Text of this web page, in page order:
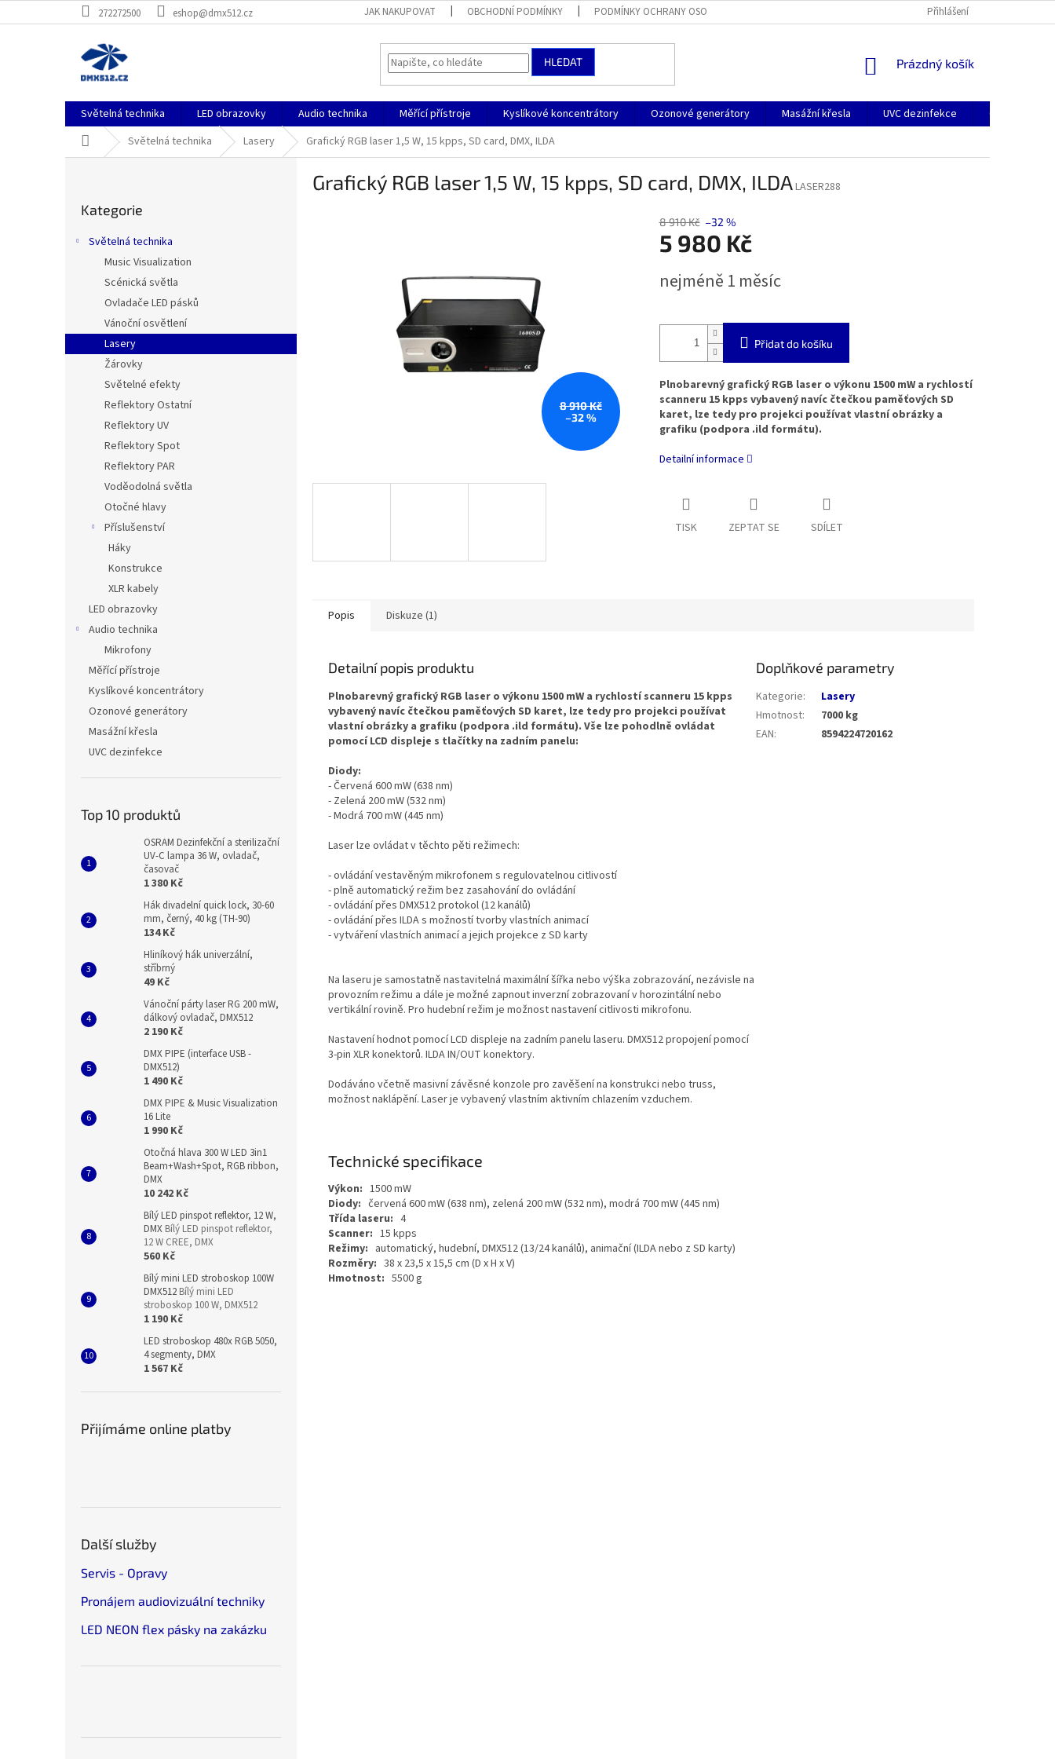
na
272272500 eshop@dmx512.cz JAK NAKUPOVAT OBCHODNÍ PODMÍNKY PODMÍNKY OCHRANY OSOBNÍCH ÚDAJŮ Přihlášení
HLEDAT
NÁKUPNÍ
Prázdný košík
Světelná technika LED obrazovky Audio technika Měřící přístroje Kyslíkové koncentrátory Ozonové generátory Masážní křesla UVC dezinfekce O nás
Domů Světelná technika Lasery Grafický RGB laser 1,5 W, 15 kpps, SD card, DMX, ILDA
a
n
kategorie
Kategorie
Světelná technika
Music Visualization
Scénická světla
Ovladače LED pásků
Vánoční osvětlení
Lasery
Žárovky
Světelné efekty
Reflektory Ostatní
Reflektory UV
Reflektory Spot
Reflektory PAR
Voděodolná světla
Otočné hlavy
Příslušenství
Háky
Konstrukce
XLR kabely
LED obrazovky
Audio technika
Mikrofony
Měřící přístroje
Kyslíkové koncentrátory
Ozonové generátory
Masážní křesla
UVC dezinfekce
Top 10 produktů
OSRAM Dezinfekční a sterilizační
UV-C lampa 36 W, ovladač,
časovač
1 380 Kč
Hák divadelní quick lock, 30-60
mm, černý, 40 kg (TH-90)
134 Kč
Hliníkový hák univerzální,
stříbrný
49 Kč
Vánoční párty laser RG 200 mW,
dálkový ovladač, DMX512
2 190 Kč
DMX PIPE (interface USB -
DMX512)
1 490 Kč
DMX PIPE & Music Visualization
16 Lite
1 990 Kč
Otočná hlava 300 W LED 3in1
Beam+Wash+Spot, RGB ribbon,
DMX
10 242 Kč
Bílý LED pinspot reflektor, 12 W,
DMX Bílý LED pinspot reflektor,
12 W CREE, DMX
560 Kč
Bílý mini LED stroboskop 100W
DMX512 Bílý mini LED
stroboskop 100 W, DMX512
1 190 Kč
LED stroboskop 480x RGB 5050,
4 segmenty, DMX
1 567 Kč
Přijímáme online platby
Další služby
Servis - Opravy
Pronájem audiovizuální techniky
LED NEON flex pásky na zakázku
Grafický RGB laser 1,5 W, 15 kpps, SD card, DMX, ILDALASER288
8 910 Kč
–32 %
8 910 Kč –32 %
5 980 Kč
cena:
nejméně 1 měsíc
Přidat do košíku
Plnobarevný grafický RGB laser o výkonu 1500 mW a rychlostí
scanneru 15 kpps vybavený navíc čtečkou paměťových SD
karet, lze tedy pro projekci používat vlastní obrázky a
grafiku (podpora .ild formátu).
Detailní informace
TISK ZEPTAT SE SDÍLET
Popis Diskuze (1)
Detailní popis produktu
Plnobarevný grafický RGB laser o výkonu 1500 mW a rychlostí scanneru 15 kpps
vybavený navíc čtečkou paměťových SD karet, lze tedy pro projekci používat
vlastní obrázky a grafiku (podpora .ild formátu). Vše lze pohodlně ovládat
pomocí LCD displeje s tlačítky na zadním panelu:
Diody:
- Červená 600 mW (638 nm)
- Zelená 200 mW (532 nm)
- Modrá 700 mW (445 nm)
Laser lze ovládat v těchto pěti režimech:
- ovládání vestavěným mikrofonem s regulovatelnou citlivostí
- plně automatický režim bez zasahování do ovládání
- ovládání přes DMX512 protokol (12 kanálů)
- ovládání přes ILDA s možností tvorby vlastních animací
- vytváření vlastních animací a jejich projekce z SD karty
Na laseru je samostatně nastavitelná maximální šířka nebo výška zobrazování, nezávisle na
provozním režimu a dále je možné zapnout inverzní zobrazovaní v horozintální nebo
vertikální rovině. Pro hudební režim je možnost nastavení citlivosti mikrofonu.
Nastavení hodnot pomocí LCD displeje na zadním panelu laseru. DMX512 propojení pomocí
3-pin XLR konektorů. ILDA IN/OUT konektory.
Dodáváno včetně masivní závěsné konzole pro zavěšení na konstrukci nebo truss,
možnost naklápění. Laser je vybavený vlastním aktivním chlazením vzduchem.
Technické specifikace
Výkon: 1500 mW
Diody: červená 600 mW (638 nm), zelená 200 mW (532 nm), modrá 700 mW (445 nm)
Třída laseru: 4
Scanner: 15 kpps
Režimy: automatický, hudební, DMX512 (13/24 kanálů), animační (ILDA nebo z SD karty)
Rozměry: 38 x 23,5 x 15,5 cm (D x H x V)
Hmotnost: 5500 g
Doplňkové parametry
Kategorie:
Lasery
Hmotnost:
7000 kg
EAN: 8594224720162